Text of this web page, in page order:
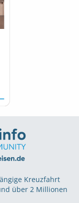
Kreuzfahrt
über 2 Millionen